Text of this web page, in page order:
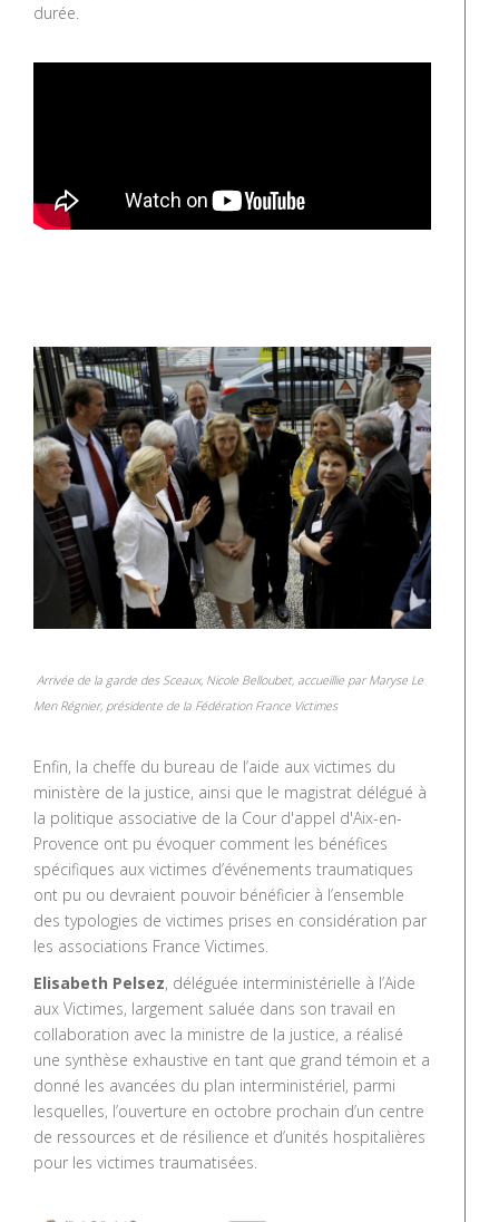
durée.
Arrivée de la garde des Sceaux, Nicole Belloubet, accueillie par Maryse Le
Men Régnier, présidente de la Fédération France Victimes
Enfin, la cheffe du bureau de l’aide aux victimes du
ministère de la justice, ainsi que le magistrat délégué à
la politique associative de la Cour d'appel d'Aix-en-
Provence ont pu évoquer comment les bénéfices
spécifiques aux victimes d’événements traumatiques
ont pu ou devraient pouvoir bénéficier à l’ensemble
des typologies de victimes prises en considération par
les associations France Victimes.
Elisabeth Pelsez, déléguée interministérielle à l’Aide
aux Victimes, largement saluée dans son travail en
collaboration avec la ministre de la justice, a réalisé
une synthèse exhaustive en tant que grand témoin et a
donné les avancées du plan interministériel, parmi
lesquelles, l’ouverture en octobre prochain d’un centre
de ressources et de résilience et d’unités hospitalières
pour les victimes traumatisées.